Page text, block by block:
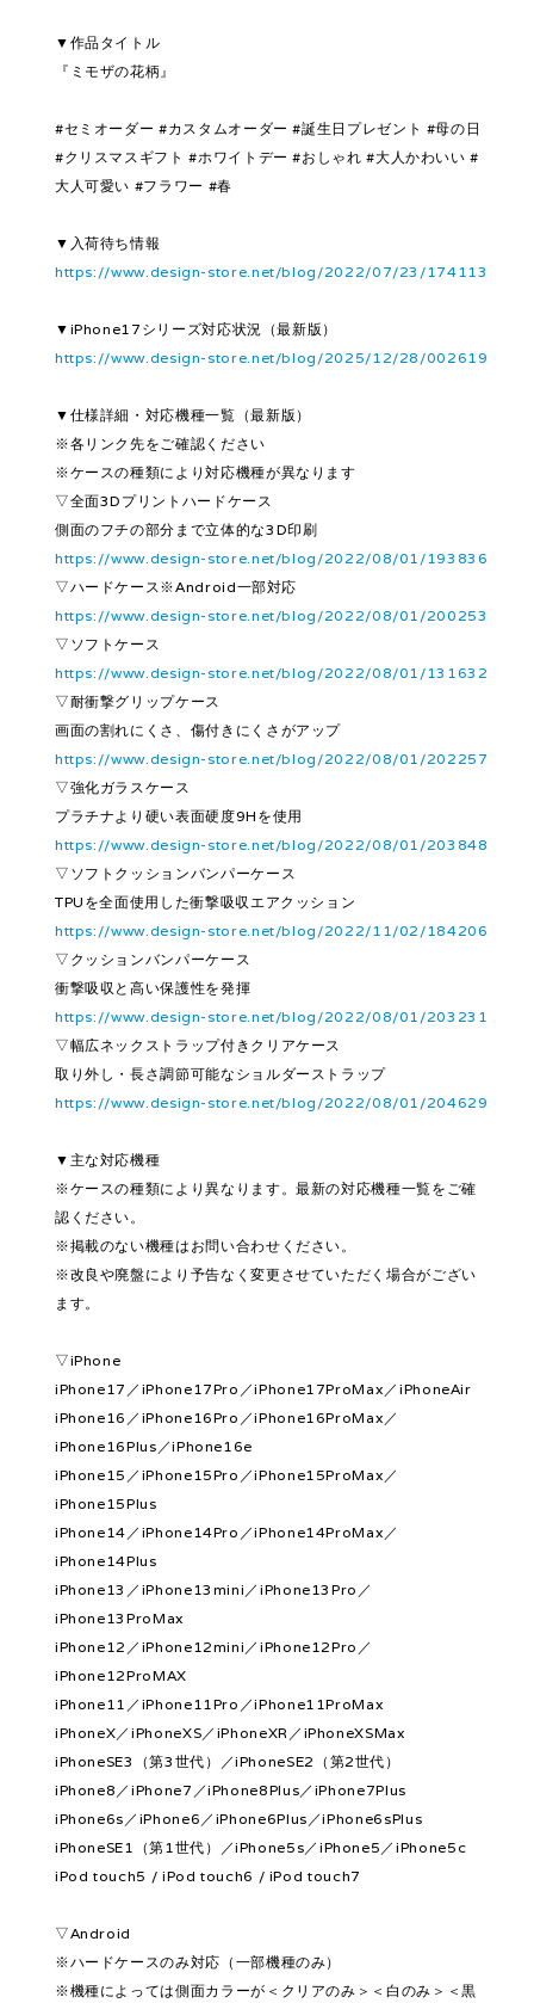
▼作品タイトル
『ミモザの花柄』
#セミオーダー #カスタムオーダー #誕生日プレゼント #母の日
#クリスマスギフト #ホワイトデー #おしゃれ #大人かわいい #
大人可愛い #フラワー #春
▼入荷待ち情報
https://www.design-store.net/blog/2022/07/23/174113
▼iPhone17シリーズ対応状況（最新版）
https://www.design-store.net/blog/2025/12/28/002619
▼仕様詳細・対応機種一覧（最新版）
※各リンク先をご確認ください
※ケースの種類により対応機種が異なります
▽全面3Dプリントハードケース
側面のフチの部分まで立体的な3D印刷
https://www.design-store.net/blog/2022/08/01/193836
▽ハードケース※Android一部対応
https://www.design-store.net/blog/2022/08/01/200253
▽ソフトケース
https://www.design-store.net/blog/2022/08/01/131632
▽耐衝撃グリップケース
画面の割れにくさ、傷付きにくさがアップ
https://www.design-store.net/blog/2022/08/01/202257
▽強化ガラスケース
プラチナより硬い表面硬度9Hを使用
https://www.design-store.net/blog/2022/08/01/203848
▽ソフトクッションバンパーケース
TPUを全面使用した衝撃吸収エアクッション
https://www.design-store.net/blog/2022/11/02/184206
▽クッションバンパーケース
衝撃吸収と高い保護性を発揮
https://www.design-store.net/blog/2022/08/01/203231
▽幅広ネックストラップ付きクリアケース
取り外し・長さ調節可能なショルダーストラップ
https://www.design-store.net/blog/2022/08/01/204629
▼主な対応機種
※ケースの種類により異なります。最新の対応機種一覧をご確
認ください。
※掲載のない機種はお問い合わせください。
※改良や廃盤により予告なく変更させていただく場合がござい
ます。
▽iPhone
iPhone17／iPhone17Pro／iPhone17ProMax／iPhoneAir
iPhone16／iPhone16Pro／iPhone16ProMax／
iPhone16Plus／iPhone16e
iPhone15／iPhone15Pro／iPhone15ProMax／
iPhone15Plus
iPhone14／iPhone14Pro／iPhone14ProMax／
iPhone14Plus
iPhone13／iPhone13mini／iPhone13Pro／
iPhone13ProMax
iPhone12／iPhone12mini／iPhone12Pro／
iPhone12ProMAX
iPhone11／iPhone11Pro／iPhone11ProMax
iPhoneX／iPhoneXS／iPhoneXR／iPhoneXSMax
iPhoneSE3（第3世代）／iPhoneSE2（第2世代）
iPhone8／iPhone7／iPhone8Plus／iPhone7Plus
iPhone6s／iPhone6／iPhone6Plus／iPhone6sPlus
iPhoneSE1（第1世代）／iPhone5s／iPhone5／iPhone5c
iPod touch5 / iPod touch6 / iPod touch7
▽Android
※ハードケースのみ対応（一部機種のみ）
※機種によっては側面カラーが＜クリアのみ＞＜白のみ＞＜黒